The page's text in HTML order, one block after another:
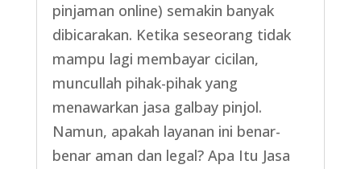
pinjaman online) semakin banyak
dibicarakan. Ketika seseorang tidak
mampu lagi membayar cicilan,
muncullah pihak-pihak yang
menawarkan jasa galbay pinjol.
Namun, apakah layanan ini benar-
benar aman dan legal? Apa Itu Jasa